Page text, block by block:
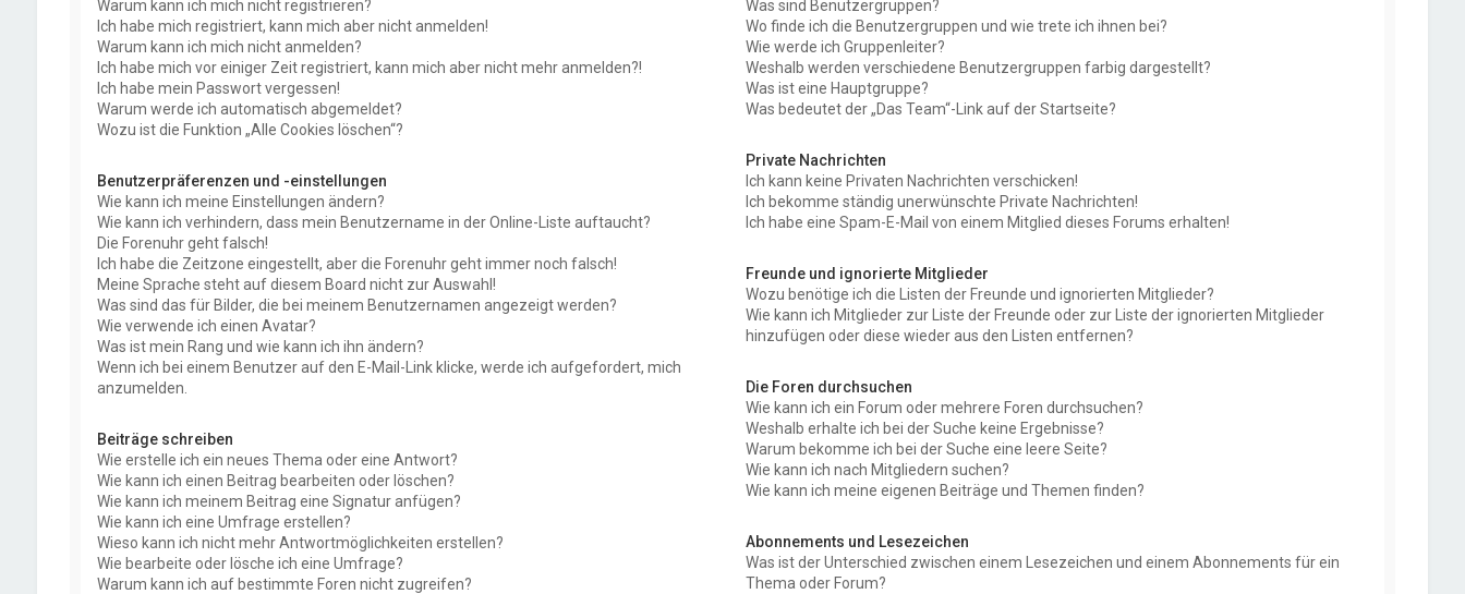
Warum kann ich mich nicht registrieren?
Ich habe mich registriert, kann mich aber nicht anmelden!
Warum kann ich mich nicht anmelden?
Ich habe mich vor einiger Zeit registriert, kann mich aber nicht mehr anmelden?!
Ich habe mein Passwort vergessen!
Warum werde ich automatisch abgemeldet?
Wozu ist die Funktion „Alle Cookies löschen“?
Benutzerpräferenzen und -einstellungen
Wie kann ich meine Einstellungen ändern?
Wie kann ich verhindern, dass mein Benutzername in der Online-Liste auftaucht?
Die Forenuhr geht falsch!
Ich habe die Zeitzone eingestellt, aber die Forenuhr geht immer noch falsch!
Meine Sprache steht auf diesem Board nicht zur Auswahl!
Was sind das für Bilder, die bei meinem Benutzernamen angezeigt werden?
Wie verwende ich einen Avatar?
Was ist mein Rang und wie kann ich ihn ändern?
Wenn ich bei einem Benutzer auf den E-Mail-Link klicke, werde ich aufgefordert, mich
anzumelden.
Beiträge schreiben
Wie erstelle ich ein neues Thema oder eine Antwort?
Wie kann ich einen Beitrag bearbeiten oder löschen?
Wie kann ich meinem Beitrag eine Signatur anfügen?
Wie kann ich eine Umfrage erstellen?
Wieso kann ich nicht mehr Antwortmöglichkeiten erstellen?
Wie bearbeite oder lösche ich eine Umfrage?
Warum kann ich auf bestimmte Foren nicht zugreifen?
Was sind Benutzergruppen?
Wo finde ich die Benutzergruppen und wie trete ich ihnen bei?
Wie werde ich Gruppenleiter?
Weshalb werden verschiedene Benutzergruppen farbig dargestellt?
Was ist eine Hauptgruppe?
Was bedeutet der „Das Team“-Link auf der Startseite?
Private Nachrichten
Ich kann keine Privaten Nachrichten verschicken!
Ich bekomme ständig unerwünschte Private Nachrichten!
Ich habe eine Spam-E-Mail von einem Mitglied dieses Forums erhalten!
Freunde und ignorierte Mitglieder
Wozu benötige ich die Listen der Freunde und ignorierten Mitglieder?
Wie kann ich Mitglieder zur Liste der Freunde oder zur Liste der ignorierten Mitglieder
hinzufügen oder diese wieder aus den Listen entfernen?
Die Foren durchsuchen
Wie kann ich ein Forum oder mehrere Foren durchsuchen?
Weshalb erhalte ich bei der Suche keine Ergebnisse?
Warum bekomme ich bei der Suche eine leere Seite?
Wie kann ich nach Mitgliedern suchen?
Wie kann ich meine eigenen Beiträge und Themen finden?
Abonnements und Lesezeichen
Was ist der Unterschied zwischen einem Lesezeichen und einem Abonnements für ein
Thema oder Forum?